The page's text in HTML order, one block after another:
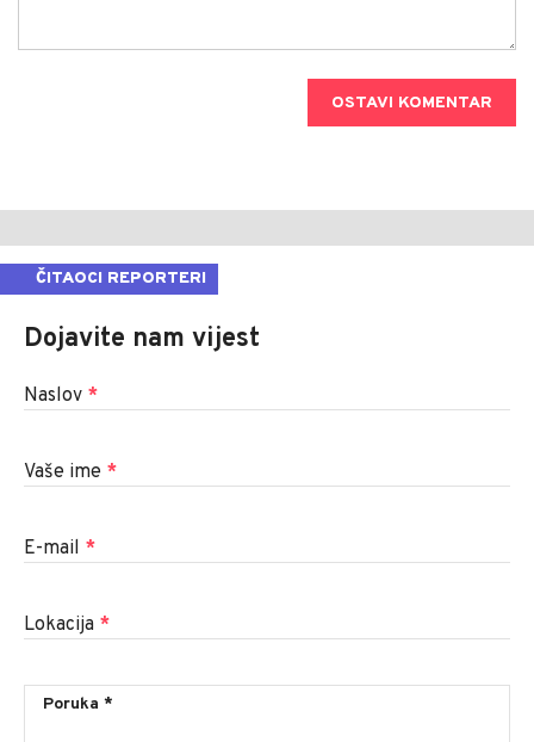
OSTAVI KOMENTAR
ČITAOCI REPORTERI
Dojavite nam vijest
Naslov *
Vaše ime *
E-mail *
Lokacija *